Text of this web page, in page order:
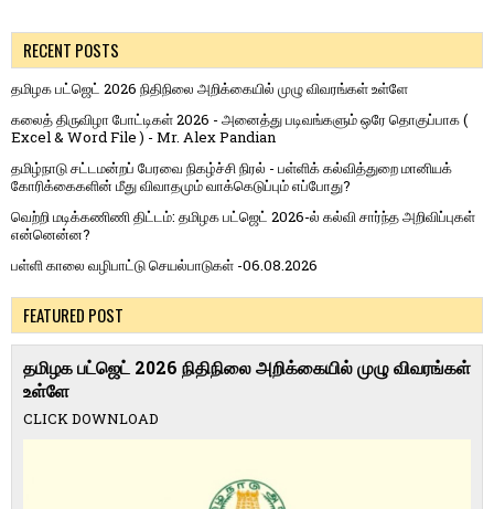
RECENT POSTS
தமிழக பட்ஜெட் 2026 நிதிநிலை அறிக்கையில் முழு விவரங்கள் உள்ளே
கலைத் திருவிழா போட்டிகள் 2026 - அனைத்து படிவங்களும் ஒரே தொகுப்பாக (
Excel & Word File ) - Mr. Alex Pandian
தமிழ்நாடு சட்டமன்றப் பேரவை நிகழ்ச்சி நிரல் - பள்ளிக் கல்வித்துறை மானியக்
கோரிக்கைகளின் மீது விவாதமும் வாக்கெடுப்பும் எப்போது?
வெற்றி மடிக்கணிணி திட்டம்: தமிழக பட்ஜெட் 2026-ல் கல்வி சார்ந்த அறிவிப்புகள்
என்னென்ன?
பள்ளி காலை வழிபாட்டு செயல்பாடுகள் -06.08.2026
FEATURED POST
தமிழக பட்ஜெட் 2026 நிதிநிலை அறிக்கையில் முழு விவரங்கள்
உள்ளே
CLICK DOWNLOAD